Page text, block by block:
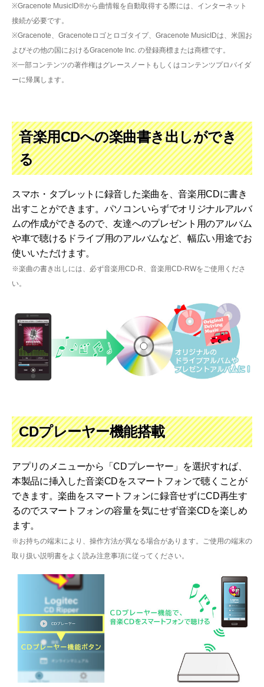
※Gracenote MusicID®から曲情報を自動取得する際には、インターネット
接続が必要です。
※Gracenote、Gracenoteロゴとロゴタイプ、Gracenote MusicIDは、米国お
よびその他の国におけるGracenote Inc. の登録商標または商標です。
※一部コンテンツの著作権はグレースノートもしくはコンテンツプロバイダ
ーに帰属します。
音楽用CDへの楽曲書き出しができ
る
スマホ・タブレットに録音した楽曲を、音楽用CDに書き
出すことができます。パソコンいらずでオリジナルアルバ
ムの作成ができるので、友達へのプレゼント用のアルバム
や車で聴けるドライブ用のアルバムなど、幅広い用途でお
使いいただけます。
※楽曲の書き出しには、必ず音楽用CD-R、音楽用CD-RWをご使用くださ
い。
CDプレーヤー機能搭載
アプリのメニューから「CDプレーヤー」を選択すれば、
本製品に挿入した音楽CDをスマートフォンで聴くことが
できます。楽曲をスマートフォンに録音せずにCD再生す
るのでスマートフォンの容量を気にせず音楽CDを楽しめ
ます。
※お持ちの端末により、操作方法が異なる場合があります。ご使用の端末の
取り扱い説明書をよく読み注意事項に従ってください。